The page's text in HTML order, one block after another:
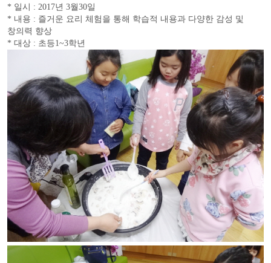
* 일시 : 2017년 3월30일
* 내용 : 즐거운 요리 체험을 통해 학습적 내용과 다양한 감성 및
창의력 향상
* 대상 : 초등1~3학년